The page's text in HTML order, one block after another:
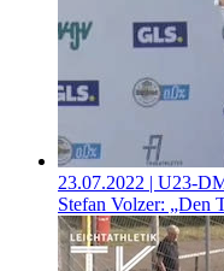
23.07.2022 | U23-
Stefan Volzer: „Den